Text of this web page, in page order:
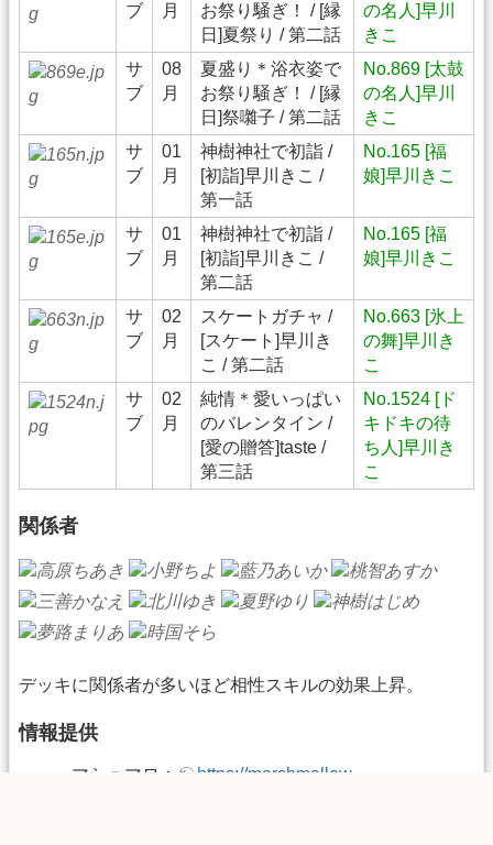
ブ
月
お祭り騒ぎ！ / [縁
日]夏祭り / 第二話
の名人]早川
きこ
サ
ブ
08
月
夏盛り＊浴衣姿で
お祭り騒ぎ！ / [縁
日]祭囃子 / 第二話
No.869 [太鼓
の名人]早川
きこ
サ
ブ
01
月
神樹神社で初詣 /
[初詣]早川きこ /
第一話
No.165 [福
娘]早川きこ
サ
ブ
01
月
神樹神社で初詣 /
[初詣]早川きこ /
第二話
No.165 [福
娘]早川きこ
サ
ブ
02
月
スケートガチャ /
[スケート]早川き
こ / 第二話
No.663 [氷上
の舞]早川き
こ
サ
ブ
02
月
純情＊愛いっぱい
のバレンタイン /
[愛の贈答]taste /
第三話
No.1524 [ド
キドキの待
ち人]早川き
こ
関係者
デッキに関係者が多いほど相性スキルの効果上昇。
情報提供
マシュマロ：
https://marshmallow-